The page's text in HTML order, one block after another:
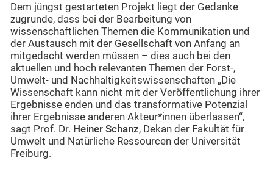
Dem jüngst gestarteten Projekt liegt der Gedanke
zugrunde, dass bei der Bearbeitung von
wissenschaftlichen Themen die Kommunikation und
der Austausch mit der Gesellschaft von Anfang an
mitgedacht werden müssen – dies auch bei den
aktuellen und hoch relevanten Themen der Forst-,
Umwelt- und Nachhaltigkeitswissenschaften „Die
Wissenschaft kann nicht mit der Veröffentlichung ihrer
Ergebnisse enden und das transformative Potenzial
ihrer Ergebnisse anderen Akteur*innen überlassen“,
sagt Prof. Dr. Heiner Schanz, Dekan der Fakultät für
Umwelt und Natürliche Ressourcen der Universität
Freiburg.